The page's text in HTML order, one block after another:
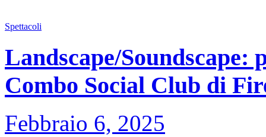
Spettacoli
Landscape/Soundscape:
Combo Social Club di
Febbraio 6, 2025